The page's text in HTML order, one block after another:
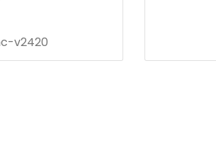
v2420